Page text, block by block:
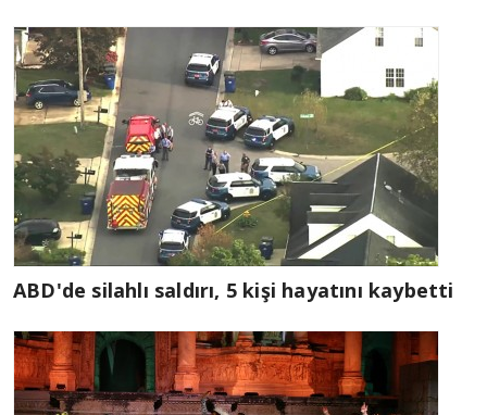
ABD'de silahlı saldırı, 5 kişi hayatını kaybetti